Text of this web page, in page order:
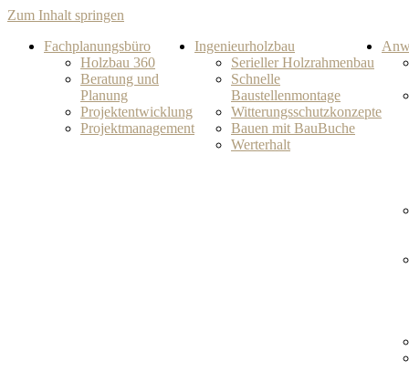
Zum Inhalt springen
Fachplanungsbüro
Holzbau 360
Beratung und
Planung
Projektentwicklung
Projektmanagement
Ingenieurholzbau
Serieller Holzrahmenbau
Schnelle
Baustellenmontage
Witterungsschutzkonzepte
Bauen mit BauBuche
Werterhalt